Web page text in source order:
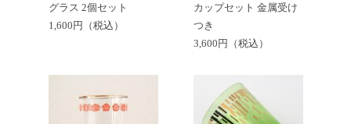
グラス 2個セット
1,600円（税込）
カップセット 金属受け
つき
3,600円（税込）